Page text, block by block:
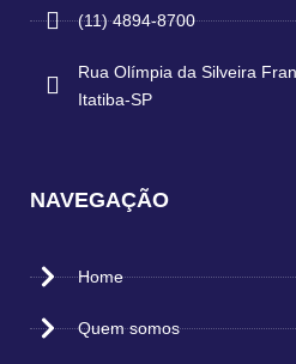
(11) 4894-8700
Rua Olímpia da Silveira
Itatiba-SP
NAVEGAÇÃO
Home
Quem somos